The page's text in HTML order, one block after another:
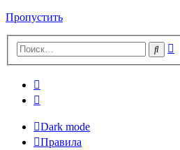
Пропустить
Поиск
Dark mode
Правила